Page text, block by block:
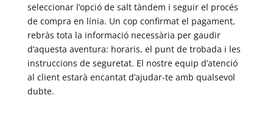
seleccionar l’opció de salt tàndem i seguir el procés
de compra en línia. Un cop confirmat el pagament,
rebràs tota la informació necessària per gaudir
d’aquesta aventura: horaris, el punt de trobada i les
instruccions de seguretat. El nostre equip d’atenció
al client estarà encantat d’ajudar-te amb qualsevol
dubte.